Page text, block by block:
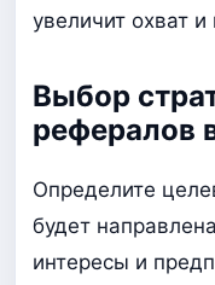
увеличит охват
Выбор
рефералов
Определите
будет
интересы и